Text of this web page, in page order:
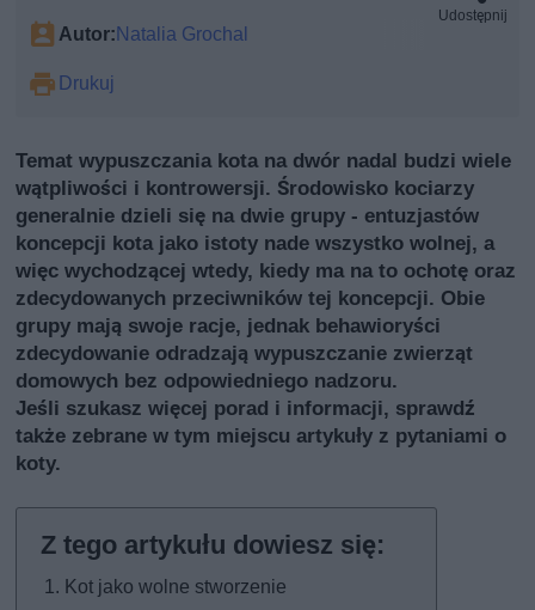
Autor:Natalia Grochal
Drukuj
Udostępnij
Temat wypuszczania kota na dwór nadal budzi wiele
wątpliwości i kontrowersji. Środowisko kociarzy
generalnie dzieli się na dwie grupy - entuzjastów
koncepcji kota jako istoty nade wszystko wolnej, a
więc wychodzącej wtedy, kiedy ma na to ochotę oraz
zdecydowanych przeciwników tej koncepcji. Obie
grupy mają swoje racje, jednak behawioryści
zdecydowanie odradzają wypuszczanie zwierząt
domowych bez odpowiedniego nadzoru.
Jeśli szukasz więcej porad i informacji, sprawdź
także zebrane w tym miejscu artykuły z pytaniami o
koty.
Kot jako wolne stworzenie